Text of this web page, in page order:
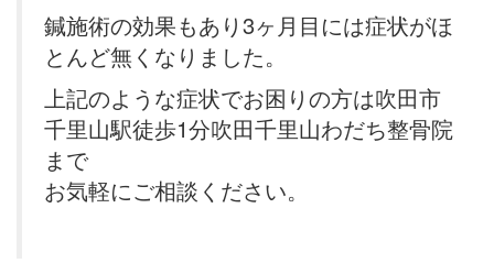
鍼施術の効果もあり3ヶ月目には症状がほ
とんど無くなりました。
上記のような症状でお困りの方は吹田市
千里山駅徒歩1分吹田千里山わだち整骨院
まで
お気軽にご相談ください。